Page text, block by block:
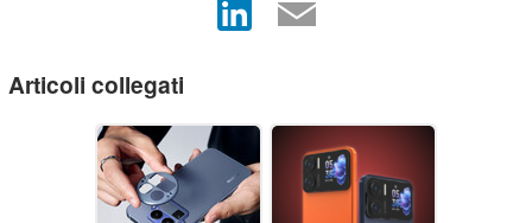
Articoli collegati